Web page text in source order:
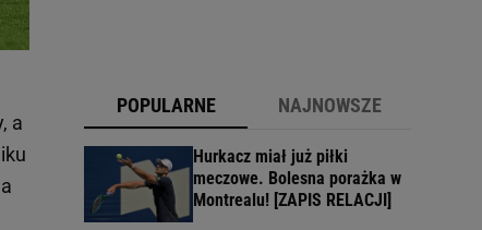
a
POPULARNE NAJNOWSZE
Hurkacz miał już piłki
meczowe. Bolesna porażka w
Montrealu! [ZAPIS RELACJI]